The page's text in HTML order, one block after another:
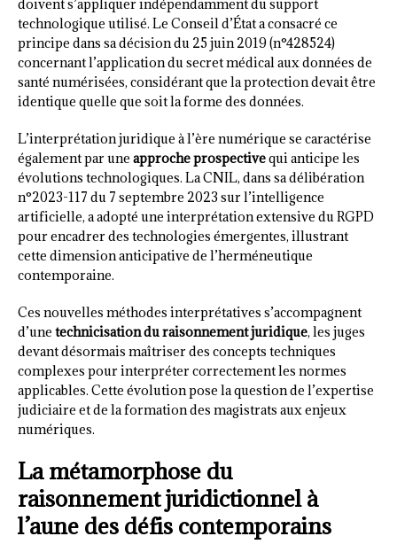
doivent s’appliquer indépendamment du support
technologique utilisé. Le Conseil d’État a consacré ce
principe dans sa décision du 25 juin 2019 (n°428524)
concernant l’application du secret médical aux données de
santé numérisées, considérant que la protection devait être
identique quelle que soit la forme des données.
L’interprétation juridique à l’ère numérique se caractérise
également par une approche prospectivequi anticipe les
évolutions technologiques. La CNIL, dans sa délibération
n°2023-117 du 7 septembre 2023 sur l’intelligence
artificielle, a adopté une interprétation extensive du RGPD
pour encadrer des technologies émergentes, illustrant
cette dimension anticipative de l’herméneutique
contemporaine.
Ces nouvelles méthodes interprétatives s’accompagnent
d’une technicisation du raisonnement juridique, les juges
devant désormais maîtriser des concepts techniques
complexes pour interpréter correctement les normes
applicables. Cette évolution pose la question de l’expertise
judiciaire et de la formation des magistrats aux enjeux
numériques.
La métamorphose du
raisonnement juridictionnel à
l’aune des défis contemporains